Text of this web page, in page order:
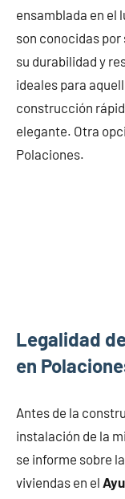
ensamblada en el
son conocidas
su durabilidad y
ideales para
construcción
elegante. Otra
Polaciones.
Legalidad
en
Antes de la
instalación de la
se informe sobre
viviendas en el